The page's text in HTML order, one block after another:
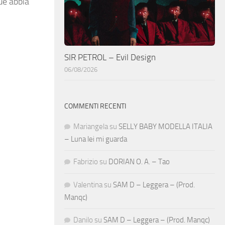
SIR PETROL – Evil Design
06/08/2026
COMMENTI RECENTI
Mariangela su SELLY BABY MODELLA ITALIA
– Luna lei mi guarda
Fabrizio su DORIAN O. A. – Tao
Valentina su SAM D – Leggera – (Prod.
Manqc)
Danilo su SAM D – Leggera – (Prod. Manqc)